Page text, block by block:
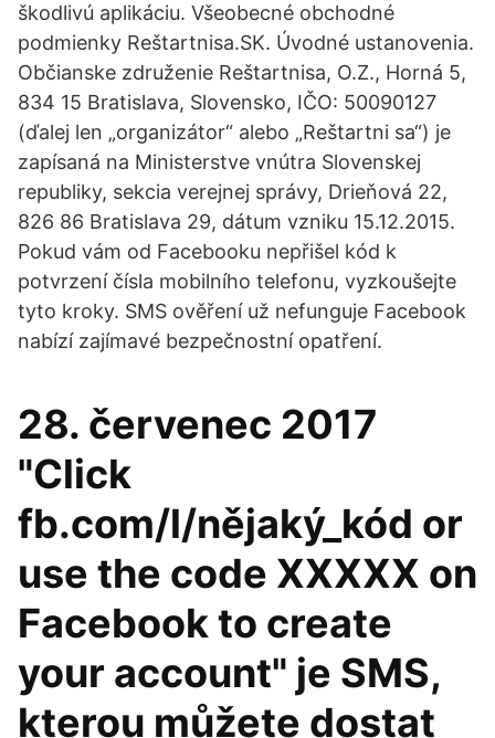
škodlivú aplikáciu. Všeobecné obchodné
podmienky Reštartnisa.SK. Úvodné ustanovenia.
Občianske združenie Reštartnisa, O.Z., Horná 5,
834 15 Bratislava, Slovensko, IČO: 50090127
(ďalej len „organizátor“ alebo „Reštartni sa“) je
zapísaná na Ministerstve vnútra Slovenskej
republiky, sekcia verejnej správy, Drieňová 22,
826 86 Bratislava 29, dátum vzniku 15.12.2015.
Pokud vám od Facebooku nepřišel kód k
potvrzení čísla mobilního telefonu, vyzkoušejte
tyto kroky. SMS ověření už nefunguje Facebook
nabízí zajímavé bezpečnostní opatření.
28. červenec 2017
"Click
fb.com/l/nějaký_kód or
use the code XXXXX on
Facebook to create
your account" je SMS,
kterou můžete dostat